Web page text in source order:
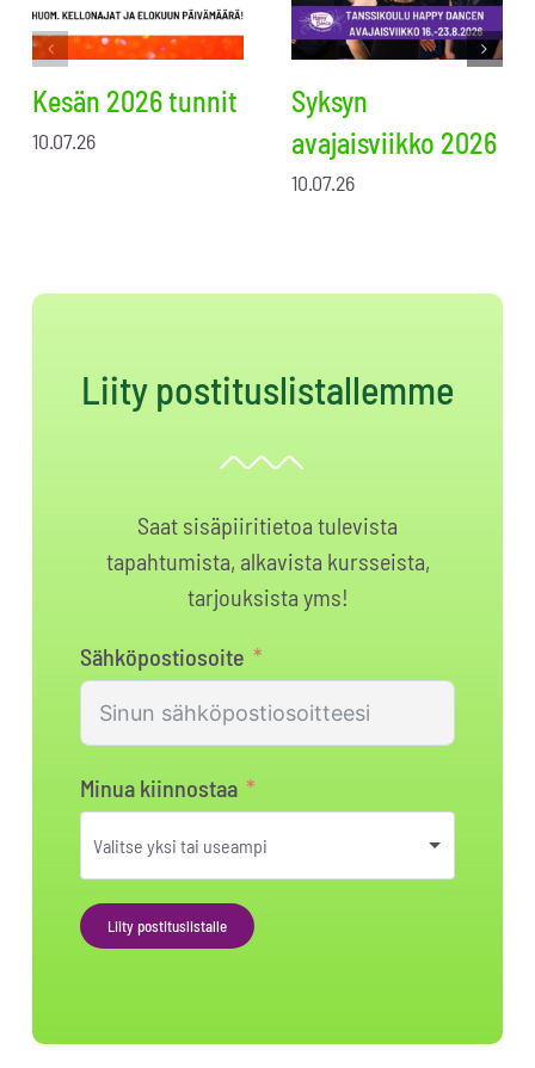
Kesän 2026 tunnit
10.07.26
Syksyn
avajaisviikko 2026
10.07.26
Liity postituslistallemme
Saat sisäpiiritietoa tulevista
tapahtumista, alkavista kursseista,
tarjouksista yms!
Sähköpostiosoite
Minua kiinnostaa
Liity postituslistalle